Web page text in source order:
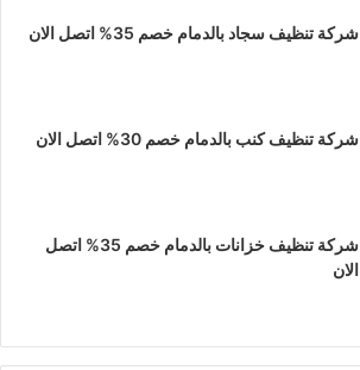
شركة تنظيف سجاد بالدمام خصم 35% اتصل الان
شركة تنظيف كنب بالدمام خصم 30% اتصل الان
شركة تنظيف خزانات بالدمام خصم 35% اتصل
الان